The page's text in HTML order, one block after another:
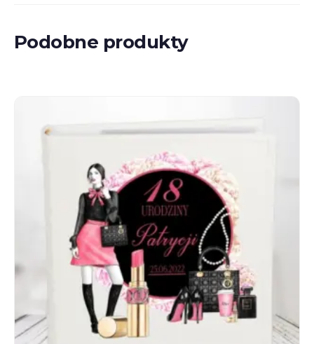
Podobne produkty